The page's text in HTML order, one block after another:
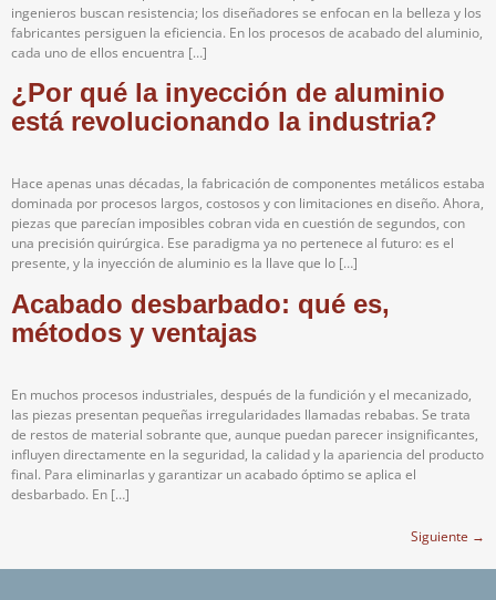
ingenieros buscan resistencia; los diseñadores se enfocan en la belleza y los
fabricantes persiguen la eficiencia. En los procesos de acabado del aluminio,
cada uno de ellos encuentra […]
¿Por qué la inyección de aluminio
está revolucionando la industria?
Hace apenas unas décadas, la fabricación de componentes metálicos estaba
dominada por procesos largos, costosos y con limitaciones en diseño. Ahora,
piezas que parecían imposibles cobran vida en cuestión de segundos, con
una precisión quirúrgica. Ese paradigma ya no pertenece al futuro: es el
presente, y la inyección de aluminio es la llave que lo […]
Acabado desbarbado: qué es,
métodos y ventajas
En muchos procesos industriales, después de la fundición y el mecanizado,
las piezas presentan pequeñas irregularidades llamadas rebabas. Se trata
de restos de material sobrante que, aunque puedan parecer insignificantes,
influyen directamente en la seguridad, la calidad y la apariencia del producto
final. Para eliminarlas y garantizar un acabado óptimo se aplica el
desbarbado. En […]
Siguiente →